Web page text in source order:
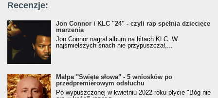
Recenzje:
Jon Connor i KLC "24" - czyli rap spełnia dziecięce
marzenia
Jon Connor nagrał album na bitach KLC. W
najśmielszych snach nie przypuszczał,...
Małpa "Święte słowa" - 5 wniosków po
przedpremierowym odsłuchu
Po wypuszczonej w kwietniu 2022 roku płycie "Bóg nie